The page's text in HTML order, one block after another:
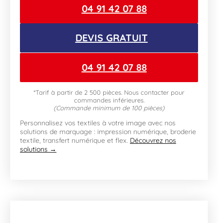
04 91 42 07 88
DEVIS GRATUIT
04 91 42 07 88
*Tarif à partir de 2 500 pièces. Nous contacter pour
commandes inférieures.
(Commande minimum de 100 pièces)
Personnalisez vos textiles à votre image avec nos
solutions de marquage : impression numérique, broderie
textile, transfert numérique et flex. Découvrez nos
solutions →